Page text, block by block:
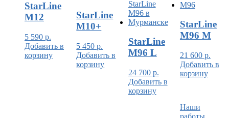
StarLine
M12
5 590 р.
Добавить в
корзину
StarLine
M10+
5 450р.
Добавить в
корзину
StarLine
M96 L
24 700 р.
Добавить в
корзину
StarLine
M96 M
21 600 р.
Добавить в
корзину
Наши
работы